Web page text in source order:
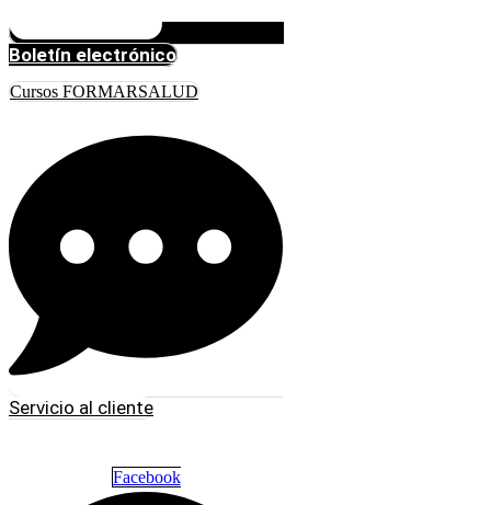
Boletín electrónico
Cursos FORMARSALUD
Servicio al cliente
Facebook